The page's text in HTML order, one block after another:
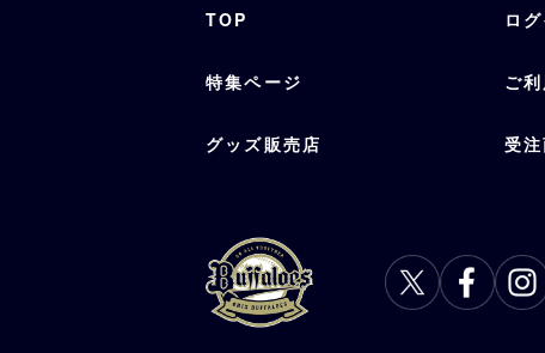
TOP ロ
特集ページ ご
グッズ販売店 受